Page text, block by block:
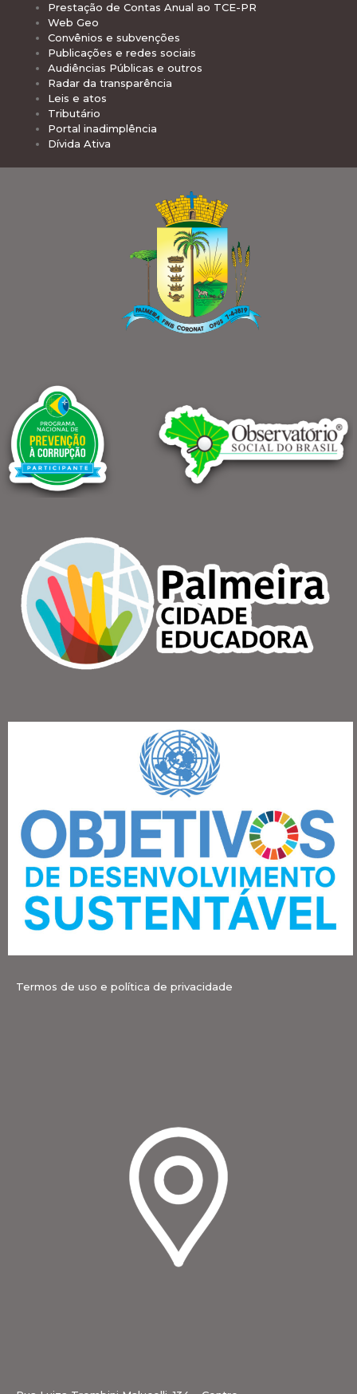
Prestação de Contas Anual ao TCE-PR
Web Geo
Convênios e subvenções
Publicações e redes sociais
Audiências Públicas e outros
Radar da transparência
Leis e atos
Tributário
Portal inadimplência
Dívida Ativa
Termos de uso e política de privacidade